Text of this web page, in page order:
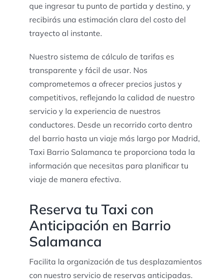
que ingresar tu punto de partida y destino, y
recibirás una estimación clara del costo del
trayecto al instante.
Nuestro sistema de cálculo de tarifas es
transparente y fácil de usar. Nos
comprometemos a ofrecer precios justos y
competitivos, reflejando la calidad de nuestro
servicio y la experiencia de nuestros
conductores. Desde un recorrido corto dentro
del barrio hasta un viaje más largo por Madrid,
Taxi Barrio Salamanca te proporciona toda la
información que necesitas para planificar tu
viaje de manera efectiva.
Reserva tu Taxi con
Anticipación en Barrio
Salamanca
Facilita la organización de tus desplazamientos
con nuestro servicio de reservas anticipadas.